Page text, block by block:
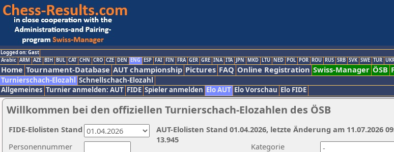
Logged on: Gast
Arabic ARM AZE BIH BUL CAT CHN CRO CZE DEN ENG ESP FAI FIN FRA GER GRE INA ITA JPN MKD LTU NED POL POR ROU RUS SRB SVK SWE TUR
Home Tournament-Database AUT championship Pictures FAQ Online Registration Swiss-Manager ÖSB
Turnierschach-Elozahl Schnellschach-Elozahl
Allgemeines Turnier anmelden: AUT FIDE Spieler anmelden Elo AUT Elo Vorschau Elo FIDE
Willkommen bei den offiziellen Turnierschach-Elozahlen des ÖSB
Kategorie
Personennummer
AUT-Elolisten Stand 01.04.2026, letzte Änderung am 11.07.2026
13.945
FIDE-Elolisten Stand